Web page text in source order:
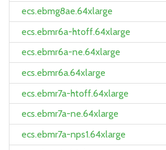
ecs.ebmg8ae.64xlarge
ecs.ebmr6a-htoff.64xlarge
ecs.ebmr6a-ne.64xlarge
ecs.ebmr6a.64xlarge
ecs.ebmr7a-htoff.64xlarge
ecs.ebmr7a-ne.64xlarge
ecs.ebmr7a-nps1.64xlarge